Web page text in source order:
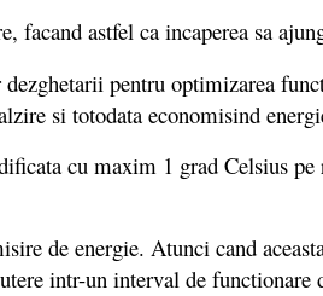
facand astfel ca incaperea sa
pentru optimizarea
si totodata economisind
cu maxim 1 grad Celsius
de energie. Atunci cand
intr-un interval de functionare